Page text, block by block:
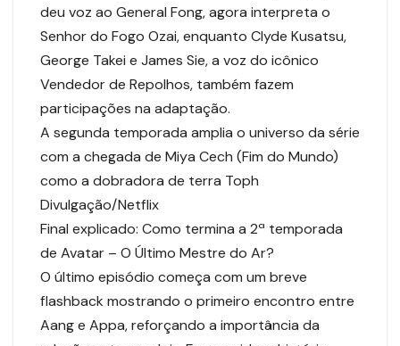
deu voz ao General Fong, agora interpreta o
Senhor do Fogo Ozai, enquanto Clyde Kusatsu,
George Takei e James Sie, a voz do icônico
Vendedor de Repolhos, também fazem
participações na adaptação.
A segunda temporada amplia o universo da série
com a chegada de Miya Cech (Fim do Mundo)
como a dobradora de terra Toph
Divulgação/Netflix
Final explicado: Como termina a 2ª temporada
de Avatar – O Último Mestre do Ar?
O último episódio começa com um breve
flashback mostrando o primeiro encontro entre
Aang e Appa, reforçando a importância da